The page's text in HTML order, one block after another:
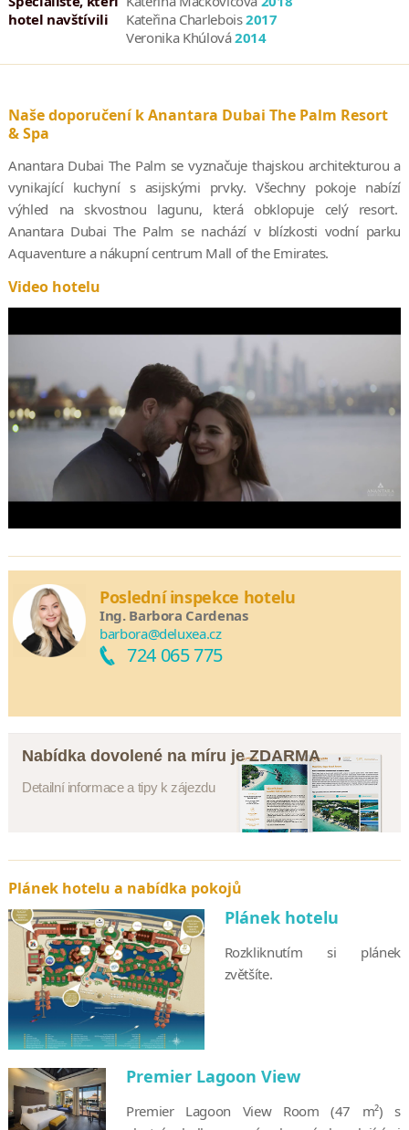
hotel navštívili
Kateřina Charlebois2017
Veronika Khúlová2014
Naše doporučení k Anantara Dubai The Palm Resort
& Spa
Anantara Dubai The Palm se vyznačuje thajskou architekturou a
vynikající kuchyní s asijskými prvky. Všechny pokoje nabízí
výhled na skvostnou lagunu, která obklopuje celý resort.
Anantara Dubai The Palm se nachází v blízkosti vodní parku
Aquaventure a nákupní centrum Mall of the Emirates.
Video hotelu
Poslední inspekce hotelu
Ing. Barbora Cardenas
barbora@deluxea.cz
724 065 775
Nabídka dovolené na míru je ZDARMA
Detailní informace a tipy k zájezdu
Plánek hotelu a nabídka pokojů
Plánek hotelu
Rozkliknutím si plánek
zvětšíte.
Premier Lagoon View
Premier Lagoon View Room (47 m²) s